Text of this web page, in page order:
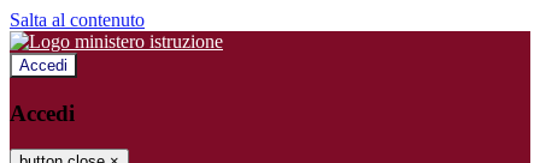
Salta al contenuto
Accedi
Accedi